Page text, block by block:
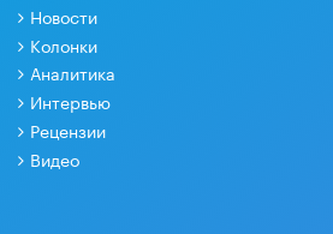
Новости
Колонки
Аналитика
Интервью
Рецензии
Видео